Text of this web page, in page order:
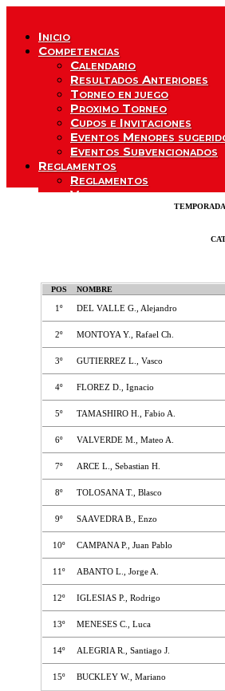
Inicio
Competencias
Calendario
Resultados Anteriores
Torneo en juego
Proximo Torneo
Cupos e Invitaciones
Eventos Menores
Eventos Subvencionados
Reglamentos
Reglamentos
Vestimenta
Ranking Digital
Gira 9
Solicitud Puntos
Preguntas sobre
Ranking Scratch
Ranking de Menores
Reglas
Reglas de Golf
Hard Card 2026 + Ritmo
Academia Reglas R&A
Condición Aficionado
WHS
Reglas de Handicap
Buscador Handicap
Tutoriales Clubes
Tutoriales Jugadores
Educación
Campaña Valores
Campos de Golf
Artículos Técnicos
Webinars 2020
Femenino
Las Chicas del Golf
Women in Golf Charter
golfPerú
Historia
Salón de la Fama
Clubes Afiliados
Arequipa GC